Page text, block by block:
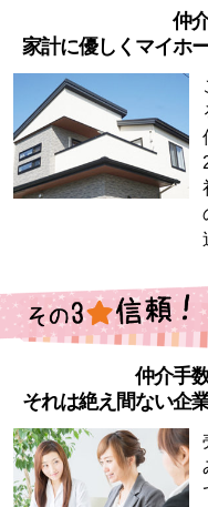
仲
家計に優しくマイホ
仲介手
それは絶え間ない企